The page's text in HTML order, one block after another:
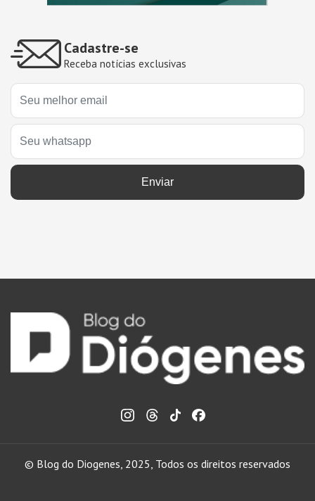
Cadastre-se
Receba notícias exclusivas
Enviar
© Blog do Diogenes, 2025, Todos os direitos reservados